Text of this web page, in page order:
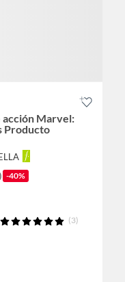
acción Marvel:
Producto
-40%
(3)